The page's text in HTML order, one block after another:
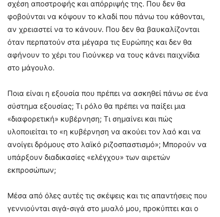
σχέση αποστροφής και απόρριψής της. Που δεν θα
φοβούνται να κόψουν το κλαδί που πάνω του κάθονται,
αν χρειαστεί να το κάνουν. Που δεν θα βαυκαλίζονται
όταν περπατούν στα μέγαρα τις Ευρώπης και δεν θα
αφήνουν το χέρι του Γιούνκερ να τους κάνει παιχνίδια
στο μάγουλο.
Ποια είναι η εξουσία που πρέπει να ασκηθεί πάνω σε ένα
σύστημα εξουσίας; Τι ρόλο θα πρέπει να παίξει μια
«διαφορετική» κυβέρνηση; Τι σημαίνει και πώς
υλοποιείται το «η κυβέρνηση να ακούει τον λαό και να
ανοίγει δρόμους στο λαϊκό ριζοσπαστισμό»; Μπορούν να
υπάρξουν διαδικασίες «ελέγχου» των αιρετών
εκπροσώπων;
Μέσα από όλες αυτές τις σκέψεις και τις απαντήσεις που
γεννιούνται σιγά-σιγά στο μυαλό μου, προκύπτει και ο